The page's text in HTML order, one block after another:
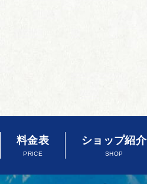
料金表
PRICE
ショップ紹介
SHOP